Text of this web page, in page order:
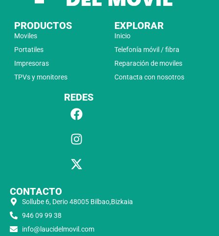
PRODUCTOS
Moviles
Portatiles
Impresoras
TPVs y monitores
EXPLORAR
Inicio
Telefonía móvil / fibra
Reparación de moviles
Contacta con nosotros
REDES
CONTACTO
Sollube 6, Derio 48005 Bilbao,Bizkaia
946 09 99 38
info@laucidelmovil.com